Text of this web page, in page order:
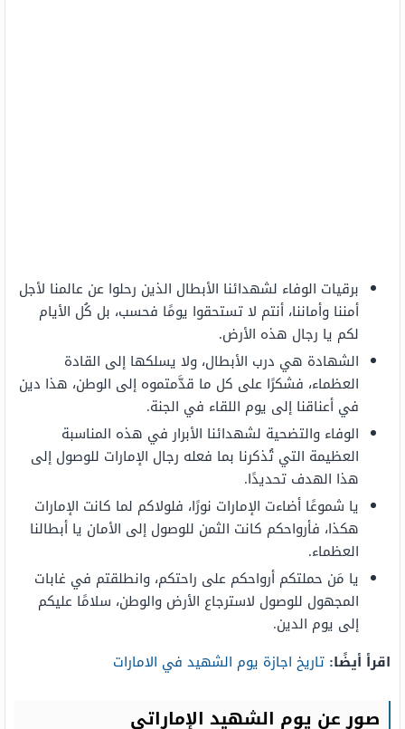
برقيات الوفاء لشهدائنا الأبطال الذين رحلوا عن عالمنا لأجل
أمننا وأماننا، أنتم لا تستحقوا يومًا فحسب، بل كُل الأيام
لكم يا رجال هذه الأرض.
الشهادة هي درب الأبطال، ولا يسلكها إلى القادة
العظماء، فشكرًا على كل ما قدَّمتموه إلى الوطن، هذا دين
في أعناقنا إلى يوم اللقاء في الجنة.
الوفاء والتضحية لشهدائنا الأبرار في هذه المناسبة
العظيمة التي تُذكرنا بما فعله رجال الإمارات للوصول إلى
هذا الهدف تحديدًا.
يا شموعًا أضاءت الإمارات نورًا، فلولاكم لما كانت الإمارات
هكذا، فأرواحكم كانت الثمن للوصول إلى الأمان يا أبطالنا
العظماء.
يا مَن حملتكم أرواحكم على راحتكم، وانطلقتم في غابات
المجهول للوصول لاسترجاع الأرض والوطن، سلامًا عليكم
إلى يوم الدين.
اقرأ أيضًا: تاريخ اجازة يوم الشهيد في الامارات
صور عن يوم الشهيد الإماراتي